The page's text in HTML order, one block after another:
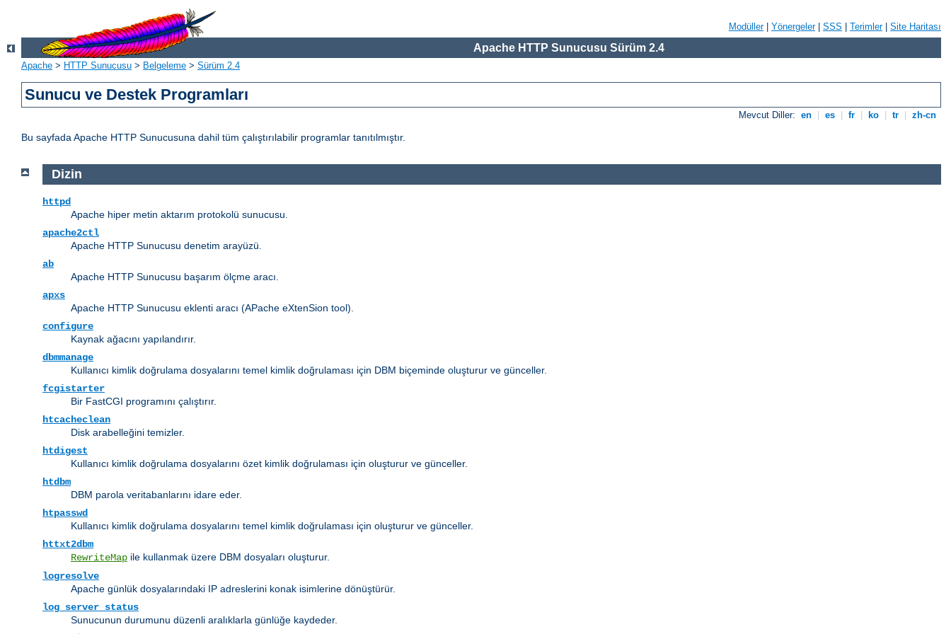
Modüller| Yönergeler| SSS Terimler| Site Haritası
Apache HTTP Sunucusu Sürüm 2.4
Apache > HTTP Sunucusu > Belgeleme > Sürüm 2.4
Sunucu ve Destek Programları
Mevcut Diller: en es fr ko tr zh-cn
Bu sayfada Apache HTTP Sunucusuna dahil tüm çalıştırılabilir programlar tanıtılmıştır.
Dizin
httpd
Apache hiper metin aktarım protokolü sunucusu.
apache2ctl
Apache HTTP Sunucusu denetim arayüzü.
ab
Apache HTTP Sunucusu başarım ölçme aracı.
apxs
Apache HTTP Sunucusu eklenti aracı (APache eXtenSion tool).
configure
Kaynak ağacını yapılandırır.
dbmmanage
Kullanıcı kimlik doğrulama dosyalarını temel kimlik doğrulaması için DBM biçeminde oluşturur ve günceller.
fcgistarter
Bir FastCGI programını çalıştırır.
htcacheclean
Disk arabelleğini temizler.
htdigest
Kullanıcı kimlik doğrulama dosyalarını özet kimlik doğrulaması için oluşturur ve günceller.
htdbm
DBM parola veritabanlarını idare eder.
htpasswd
Kullanıcı kimlik doğrulama dosyalarını temel kimlik doğrulaması için oluşturur ve günceller.
httxt2dbm
RewriteMap ile kullanmak üzere DBM dosyaları oluşturur.
logresolve
Apache günlük dosyalarındaki IP adreslerini konak isimlerine dönüştürür.
log_server_status
Sunucunun durumunu düzenli aralıklarla günlüğe kaydeder.